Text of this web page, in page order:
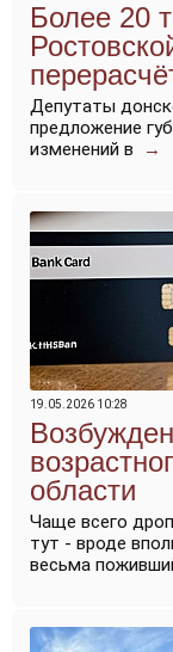
Более 20
Депутаты
предложение
изменений в
→
19.05.2026 10:28
области
Чаще всего
тут - вроде
весьма